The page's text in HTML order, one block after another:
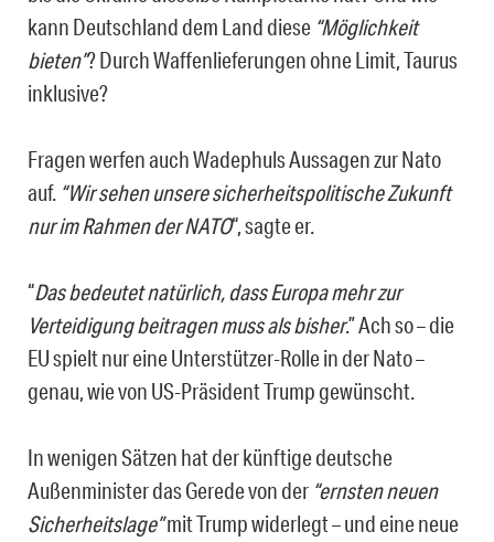
kann Deutschland dem Land diese “Möglichkeit
bieten”? Durch Waffenlieferungen ohne Limit, Taurus
inklusive?
Fragen werfen auch Wadephuls Aussagen zur Nato
auf. “Wir sehen unsere sicherheitspolitische Zukunft
nur im Rahmen der NATO“, sagte er.
“Das bedeutet natürlich, dass Europa mehr zur
Verteidigung beitragen muss als bisher.” Ach so – die
EU spielt nur eine Unterstützer-Rolle in der Nato –
genau, wie von US-Präsident Trump gewünscht.
In wenigen Sätzen hat der künftige deutsche
Außenminister das Gerede von der “ernsten neuen
Sicherheitslage”mit Trump widerlegt – und eine neue